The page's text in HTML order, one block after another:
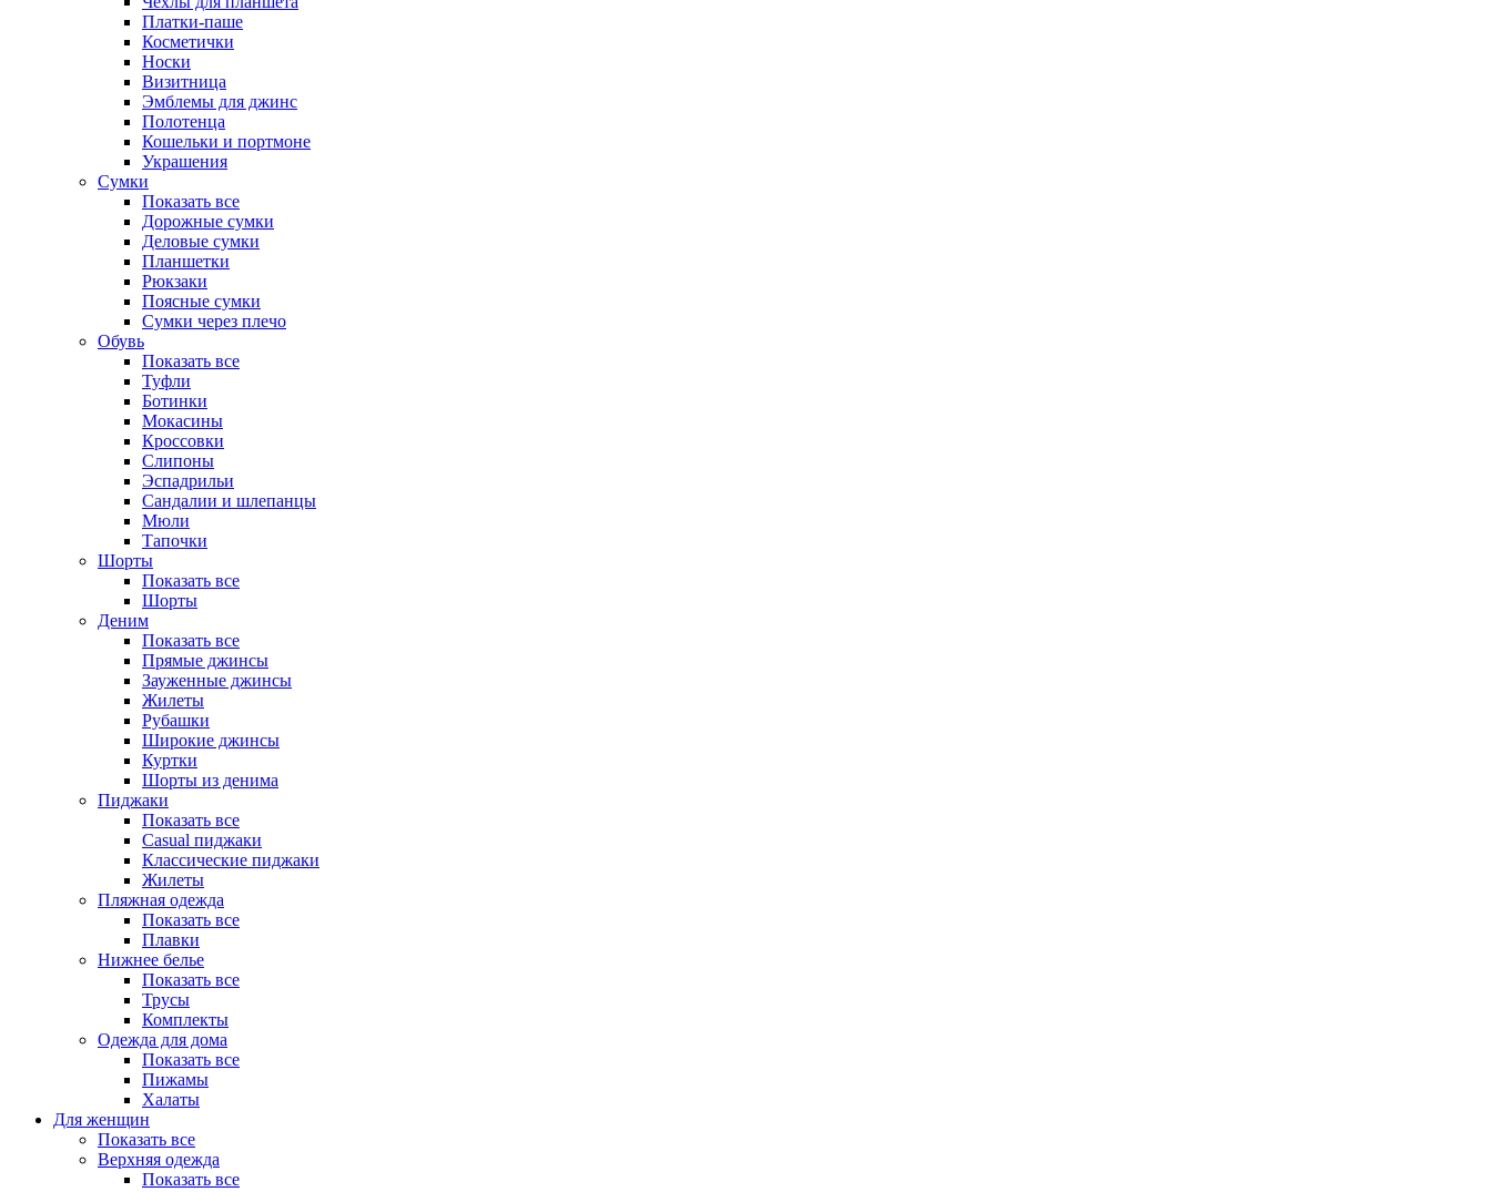
Платки-паше
Косметички
Носки
Визитница
Эмблемы для джинс
Полотенца
Кошельки и портмоне
Украшения
Сумки
Показать все
Дорожные сумки
Деловые сумки
Планшетки
Рюкзаки
Поясные сумки
Сумки через плечо
Обувь
Показать все
Туфли
Ботинки
Мокасины
Кроссовки
Слипоны
Эспадрильи
Сандалии и шлепанцы
Мюли
Тапочки
Шорты
Показать все
Шорты
Деним
Показать все
Прямые джинсы
Зауженные джинсы
Жилеты
Рубашки
Широкие джинсы
Куртки
Шорты из денима
Пиджаки
Показать все
Casual пиджаки
Классические пиджаки
Жилеты
Пляжная одежда
Показать все
Плавки
Нижнее белье
Показать все
Трусы
Комплекты
Одежда для дома
Показать все
Пижамы
Халаты
Для женщин
Показать все
Верхняя одежда
Показать все